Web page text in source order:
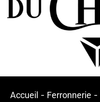
Accueil - Ferronnerie -